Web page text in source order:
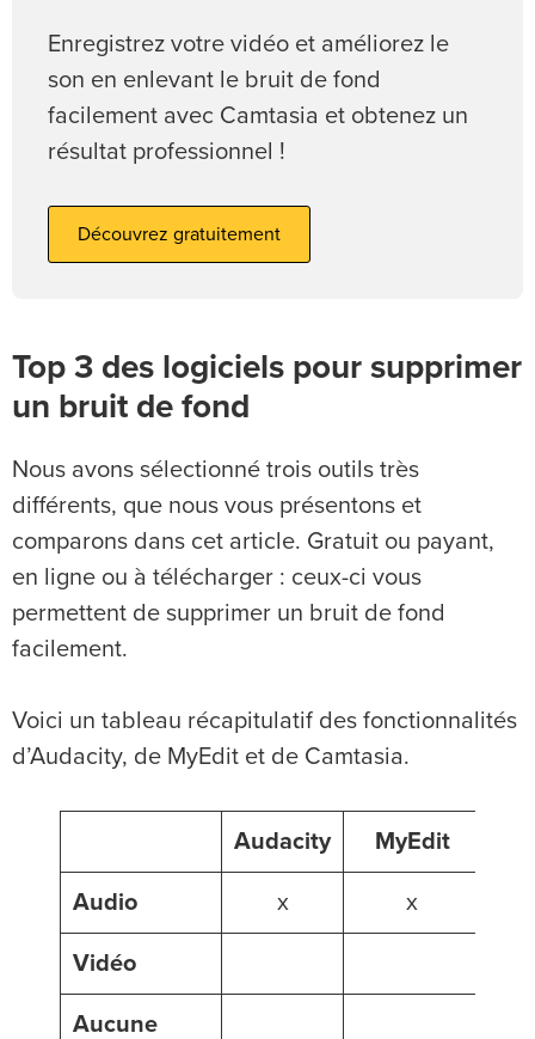
Enregistrez votre vidéo et améliorez le
son en enlevant le bruit de fond
facilement avec Camtasia et obtenez un
résultat professionnel !
Découvrez gratuitement
Top 3 des logiciels pour supprimer
un bruit de fond
Nous avons sélectionné trois outils très
différents, que nous vous présentons et
comparons dans cet article. Gratuit ou payant,
en ligne ou à télécharger : ceux-ci vous
permettent de supprimer un bruit de fond
facilement.
Voici un tableau récapitulatif des fonctionnalités
d’Audacity, de MyEdit et de Camtasia.
Audacity MyEdit
Audio x x
Vidéo
Aucune